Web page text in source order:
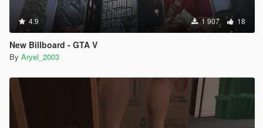
4.9 1 907 18
New Billboard - GTA V
By Aryel_2003